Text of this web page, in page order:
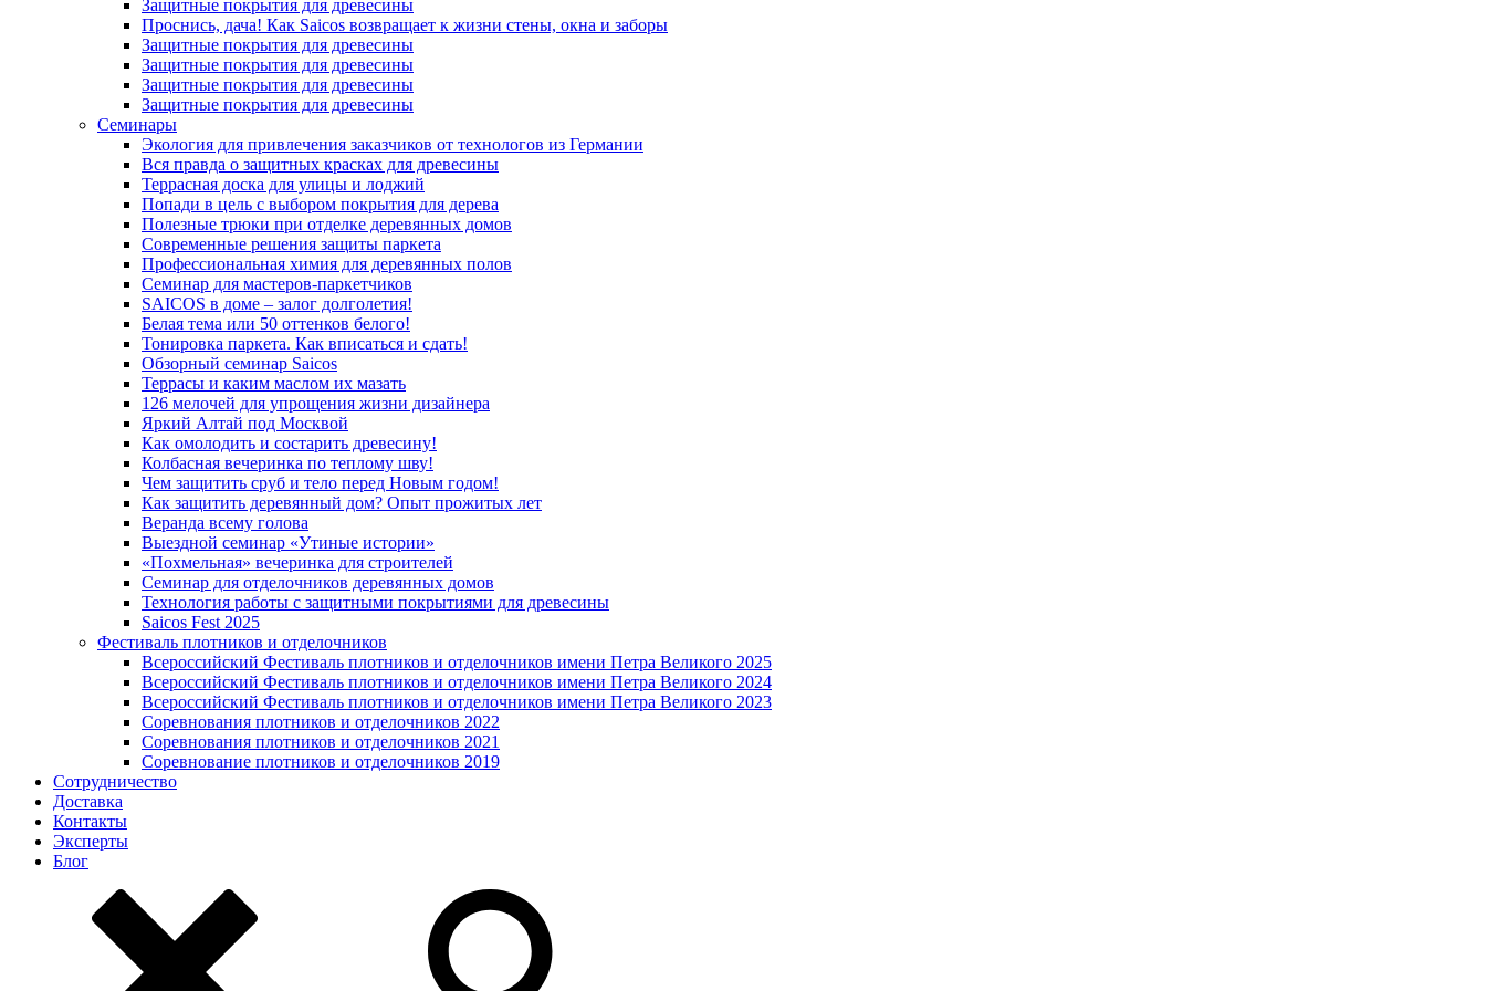
Защитные покрытия для древесины
Проснись, дача! Как Saicos возвращает к жизни стены, окна и заборы
Защитные покрытия для древесины
Защитные покрытия для древесины
Защитные покрытия для древесины
Защитные покрытия для древесины
Семинары
Экология для привлечения заказчиков от технологов из Германии
Вся правда о защитных красках для древесины
Террасная доска для улицы и лоджий
Попади в цель с выбором покрытия для дерева
Полезные трюки при отделке деревянных домов
Современные решения защиты паркета
Профессиональная химия для деревянных полов
Семинар для мастеров-паркетчиков
SAICOS в доме – залог долголетия!
Белая тема или 50 оттенков белого!
Тонировка паркета. Как вписаться и сдать!
Обзорный семинар Saicos
Террасы и каким маслом их мазать
126 мелочей для упрощения жизни дизайнера
Яркий Алтай под Москвой
Как омолодить и состарить древесину!
Колбасная вечеринка по теплому шву!
Чем защитить сруб и тело перед Новым годом!
Как защитить деревянный дом? Опыт прожитых лет
Веранда всему голова
Выездной семинар «Утиные истории»
«Похмельная» вечеринка для строителей
Семинар для отделочников деревянных домов
Технология работы с защитными покрытиями для древесины
Saicos Fest 2025
Фестиваль плотников и отделочников
Всероссийский Фестиваль плотников и отделочников имени Петра Великого 2025
Всероссийский Фестиваль плотников и отделочников имени Петра Великого 2024
Всероссийский Фестиваль плотников и отделочников имени Петра Великого 2023
Соревнования плотников и отделочников 2022
Соревнования плотников и отделочников 2021
Соревнование плотников и отделочников 2019
Сотрудничество
Доставка
Контакты
Эксперты
Блог